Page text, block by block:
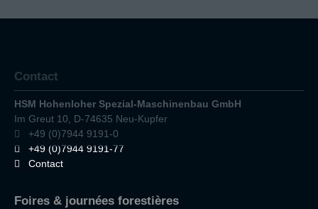
Contact
HSM Hohenloher Spezial-Maschinenbau GmbH
Im Greut 10, D-74635 Neu-Kupfer
+49 (0)7944 9191-0
+49 (0)7944 9191-77
Contact
Foires & journées forestières